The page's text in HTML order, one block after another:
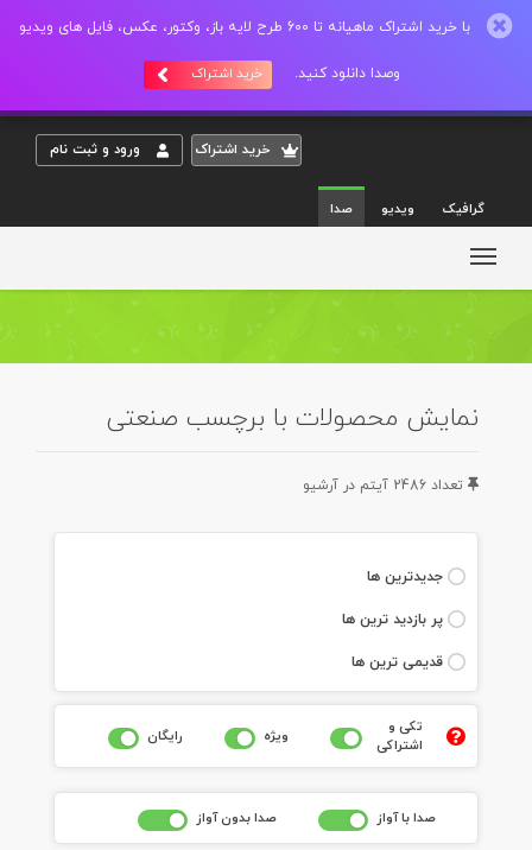
با خرید اشتراک ماهیانه تا 600 طرح لایه باز، وکتور، عکس، فایل های ویدیو
وصدا دانلود کنید. خرید اشتراک
خريد اشتراک ورود و ثبت نام
گرافیک ویدیو صدا
نمایش محصولات با برچسب صنعتی
تعداد 2486 آيتم در آرشيو
جديدترين ها
پر بازديد ترين ها
قديمی ترين ها
تکی و
اشتراکی
ويژه رايگان
صدا با آواز صدا بدون آواز